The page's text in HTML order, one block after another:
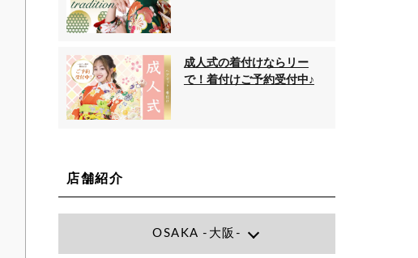
成人式の着付けならリー
で！着付けご予約受付中♪
店舗紹介
OSAKA -大阪-